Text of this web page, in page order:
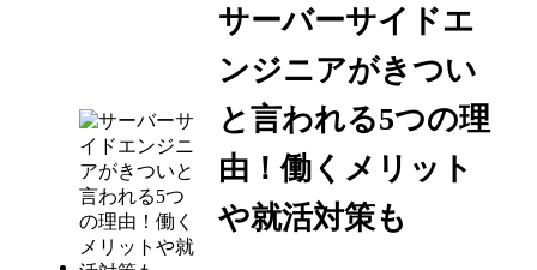
サーバーサイドエ
ンジニアがきつい
と言われる5つの理
由！働くメリット
や就活対策も